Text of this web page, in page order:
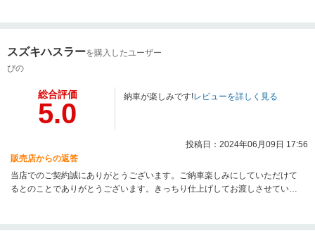
スズキハスラーを購入したユーザー
ぴの
総合評価
5.0
納車が楽しみです!レビューを詳しく見る
投稿日：2024年06月09日 17:56
販売店からの返答
当店でのご契約誠にありがとうございます。ご納車楽しみにしていただけて
るとのことでありがとうございます。きっちり仕上げしてお渡しさせていた